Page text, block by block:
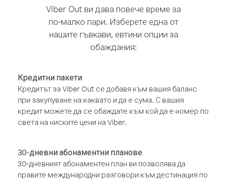
Viber Out ви дава повече време за
по-малко пари. Изберете една от
нашите гъвкави, евтини опции за
обаждания:
Кредитни пакети
Кредитът за Viber Out се добавя към вашия баланс
при закупуване на каквато и да е сума. С вашия
кредит можете да се обаждате към кой да е номер по
света на ниските цени на Viber.
30-дневни абонаментни планове
30-дневният абонаментен план ви позволява да
правите международни разговори към дестинация по